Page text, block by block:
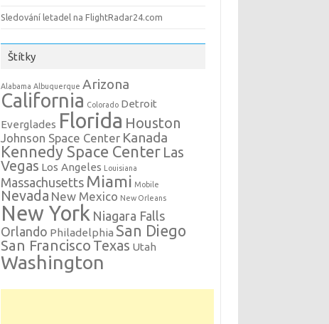
Sledování letadel na FlightRadar24.com
Štítky
Alabama Albuquerque Arizona
California Colorado Detroit
Everglades Florida Houston
Johnson Space Center Kanada
Kennedy Space Center Las
Vegas Los Angeles Louisiana
Massachusetts Miami Mobile
Nevada New Mexico New Orleans
New York Niagara Falls
Orlando Philadelphia San Diego
San Francisco Texas Utah
Washington